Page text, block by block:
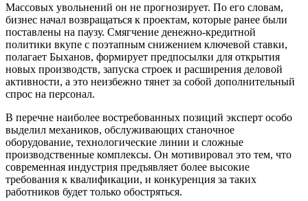
Массовых увольнений он не прогнозирует. По его словам,
бизнес начал возвращаться к проектам, которые ранее были
поставлены на паузу. Смягчение денежно-кредитной
политики вкупе с поэтапным снижением ключевой ставки,
полагает Быханов, формирует предпосылки для открытия
новых производств, запуска строек и расширения деловой
активности, а это неизбежно тянет за собой дополнительный
спрос на персонал.
В перечне наиболее востребованных позиций эксперт особо
выделил механиков, обслуживающих станочное
оборудование, технологические линии и сложные
производственные комплексы. Он мотивировал это тем, что
современная индустрия предъявляет более высокие
требования к квалификации, и конкуренция за таких
работников будет только обостряться.